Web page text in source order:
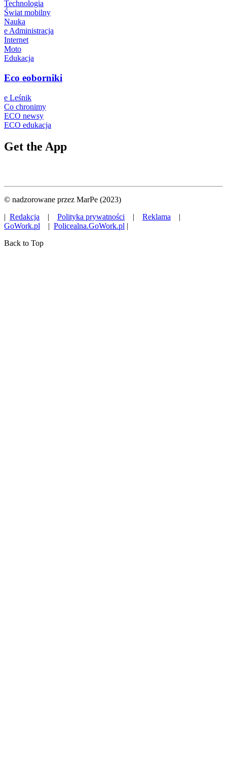
Technologia
Świat mobilny
Nauka
e Administracja
Internet
Moto
Edukacja
Eco eoborniki
e Leśnik
Co chronimy
ECO newsy
ECO edukacja
Get the App
© nadzorowane przez MarPe (2023)
| Redakcja | Polityka prywatności | Reklama |
GoWork.pl | Policealna.GoWork.pl |
Back to Top